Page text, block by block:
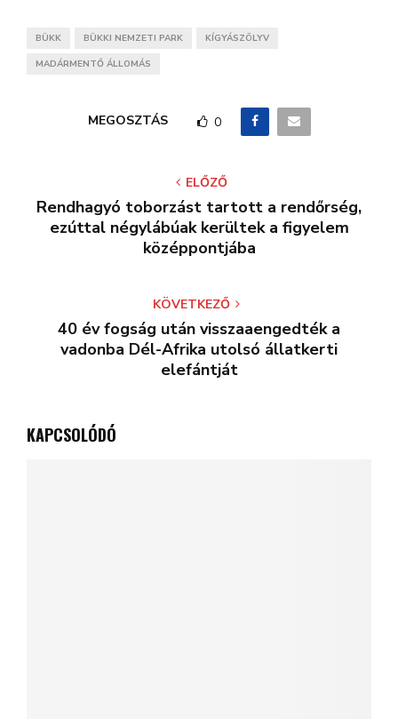
BÜKK BÜKKI NEMZETI PARK KÍGYÁSZÖLYV
MADÁRMENTŐ ÁLLOMÁS
MEGOSZTÁS 0
ELŐZŐ
Rendhagyó toborzást tartott a rendőrség,
ezúttal négylábúak kerültek a figyelem
középpontjába
KÖVETKEZŐ
40 év fogság után visszaaengedték a
vadonba Dél-Afrika utolsó állatkerti
elefántját
KAPCSOLÓDÓ